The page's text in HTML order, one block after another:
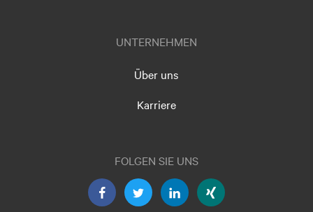
UNTERNEHMEN
Über uns
Karriere
FOLGEN SIE UNS